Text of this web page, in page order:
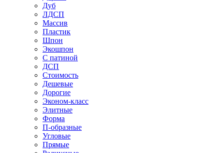
Дуб
ЛДСП
Массив
Пластик
Шпон
Экошпон
С патиной
ДСП
Стоимость
Дешевые
Дорогие
Эконом-класс
Элитные
Форма
П-образные
Угловые
Прямые